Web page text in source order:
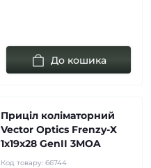
До кошика
Приціл коліматорний
Vector Optics Frenzy-X
1x19x28 GenII 3MOA
Код товару: 66744